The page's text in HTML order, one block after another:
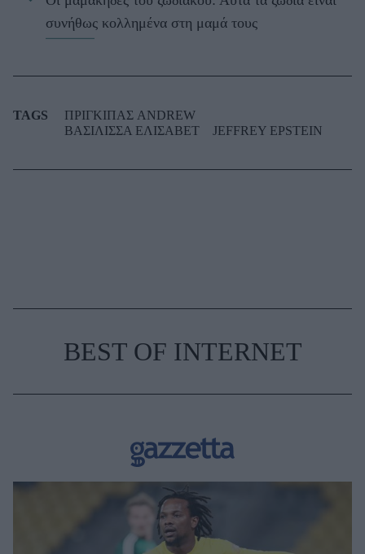
συνήθως κολλημένα στη μαμά τους
TAGS
ΠΡΙΓΚΙΠΑΣ ANDREW
ΒΑΣΙΛΙΣΣΑ ΕΛΙΣΑΒΕΤ
JEFFREY EPSTEIN
BEST OF INTERNET